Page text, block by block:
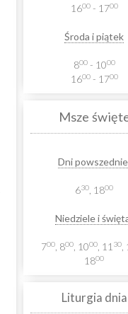
1600- 1700
Środa i piątek
800- 1000
1600- 1700
Msze
Dni
630 , 1800
Niedziele i
700, 800, 1000, 11 30,
1800
Liturgia dnia